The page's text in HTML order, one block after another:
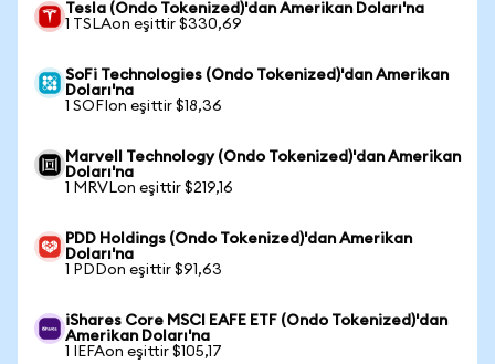
Tesla (Ondo Tokenized)'dan Amerikan Doları'na
1 TSLAon eşittir $330,69
SoFi Technologies (Ondo Tokenized)'dan Amerikan
Doları'na
1 SOFIon eşittir $18,36
Marvell Technology (Ondo Tokenized)'dan Amerikan
Doları'na
1 MRVLon eşittir $219,16
PDD Holdings (Ondo Tokenized)'dan Amerikan
Doları'na
1 PDDon eşittir $91,63
iShares Core MSCI EAFE ETF (Ondo Tokenized)'dan
Amerikan Doları'na
1 IEFAon eşittir $105,17